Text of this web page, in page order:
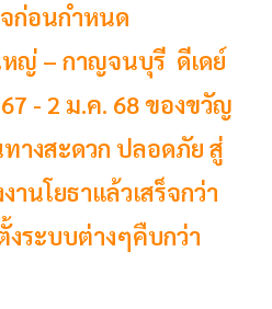
จก่อนกำหนด
หญ่ – กาญจนบุรี ดีเดย์
- 2 ม.ค. 68 ของขวัญ
างสะดวก ปลอดภัย สู่
นโยธาแล้วเสร็จกว่า
ระบบต่างๆคืบกว่า